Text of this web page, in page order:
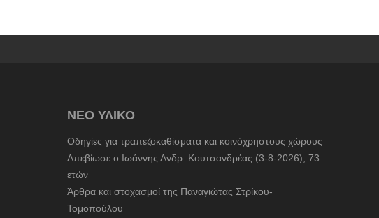
ΝΕΟ ΥΛΙΚΟ
Οδηγίες για τραπεζοκαθίσματα και κοινόχρηστους χώρους
Απεβίωσε ο Ιωάννης Ανδρ. Κουτσανδρέας (3-8-2026), 73
ετών
Άρθρα και στοχασμοί της Παναγιώτας Στρίκου-
Τομοπούλου